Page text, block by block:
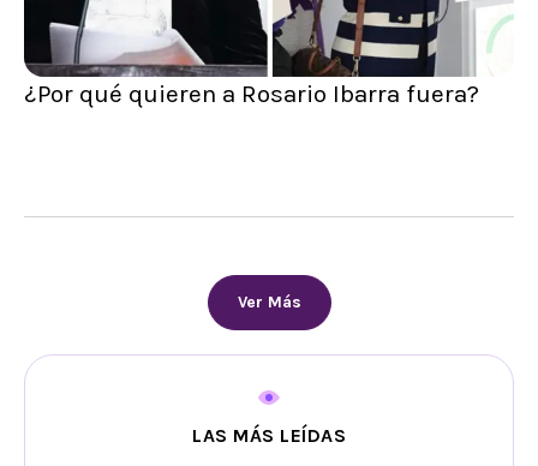
¿Por qué quieren a Rosario Ibarra fuera?
Ver Más
LAS MÁS LEÍDAS